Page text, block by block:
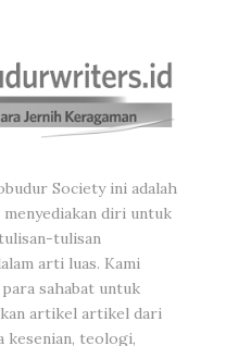
Society ini adalah
diri untuk
tulisan
arti luas. Kami
sahabat untuk
artikel artikel dari
kesenian, teologi,